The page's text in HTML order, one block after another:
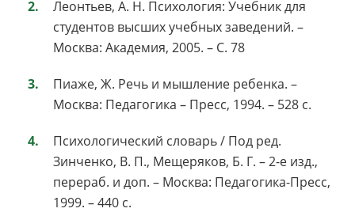
Леонтьев, А. Н. Психология: Учебник для
студентов высших учебных заведений. –
Москва: Академия, 2005. – С. 78
Пиаже, Ж. Речь и мышление ребенка. –
Москва: Педагогика – Пресс, 1994. – 528 с.
Психологический словарь / Под ред.
Зинченко, В. П., Мещеряков, Б. Г. – 2-е изд.,
перераб. и доп. – Москва: Педагогика-Пресс,
1999. – 440 с.